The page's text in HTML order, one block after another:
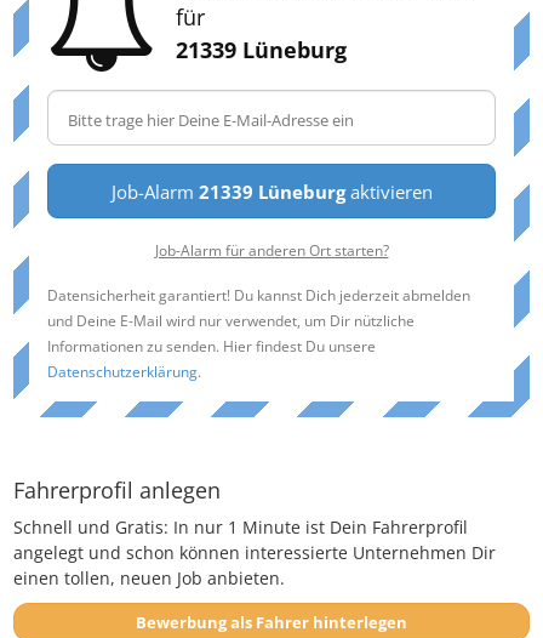
für
21339 Lüneburg
Job-Alarm 21339 Lüneburgaktivieren
Job-Alarm für anderen Ort starten?
Datensicherheit garantiert! Du kannst Dich jederzeit abmelden
und Deine E-Mail wird nur verwendet, um Dir nützliche
Informationen zu senden. Hier findest Du unsere
Datenschutzerklärung.
Fahrerprofil anlegen
Schnell und Gratis: In nur 1 Minute ist Dein Fahrerprofil
angelegt und schon können interessierte Unternehmen Dir
einen tollen, neuen Job anbieten.
Bewerbung als Fahrer hinterlegen